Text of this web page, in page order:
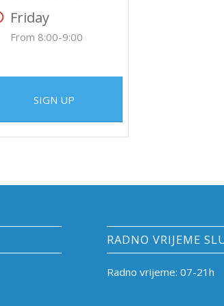
Friday
From 8:00-9:00
SIGN UP
RADNO VRIJEME
Radno vrijeme: 07-21h